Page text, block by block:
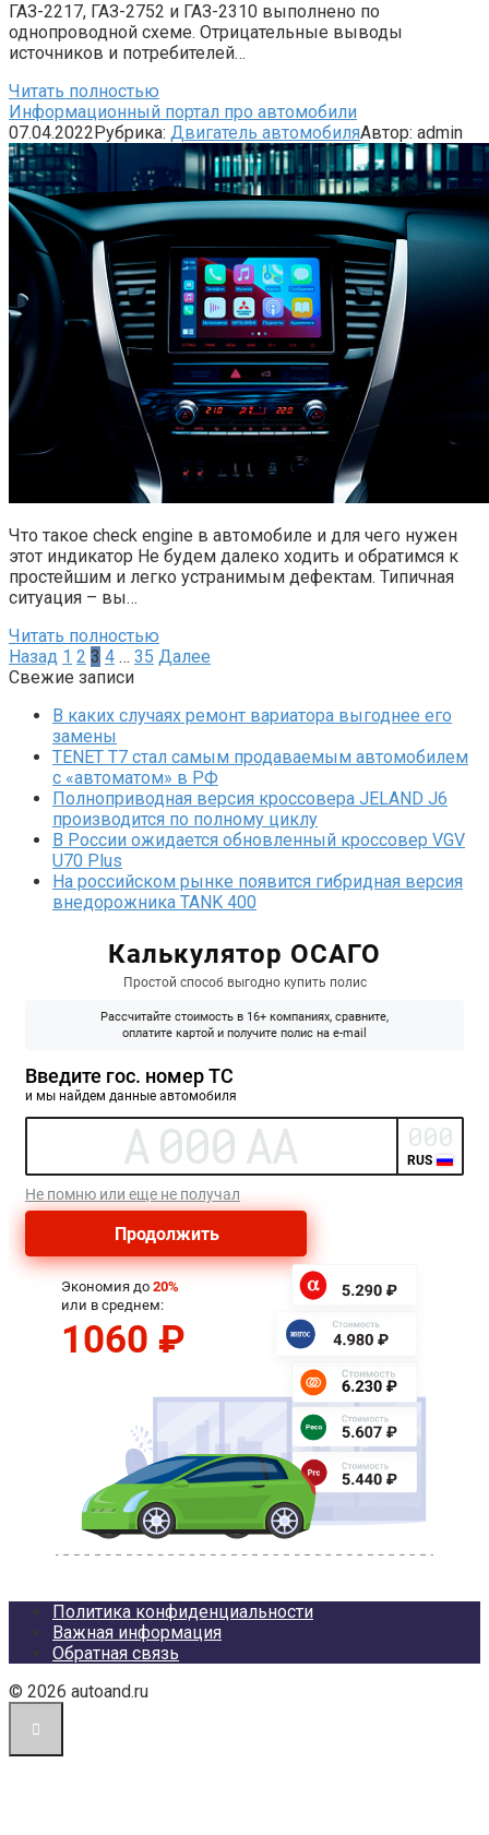
ГАЗ-2217, ГАЗ-2752 и ГАЗ-2310 выполнено по
однопроводной схеме. Отрицательные выводы
источников и потребителей…
Читать полностью
Информационный портал про автомобили
07.04.2022Рубрика: Двигатель автомобиляАвтор: admin
Что такое check engine в автомобиле и для чего нужен
этот индикатор Не будем далеко ходить и обратимся к
простейшим и легко устранимым дефектам. Типичная
ситуация – вы…
Читать полностью
Пагинация
записей
Назад 1 2 3 4 … 35 Далее
Свежие записи
В каких случаях ремонт вариатора выгоднее его
замены
TENET T7 стал самым продаваемым автомобилем
с «автоматом» в РФ
Полноприводная версия кроссовера JELAND J6
производится по полному циклу
В России ожидается обновленный кроссовер VGV
U70 Plus
На российском рынке появится гибридная версия
внедорожника TANK 400
Политика конфиденциальности
Важная информация
Обратная связь
© 2026 autoand.ru